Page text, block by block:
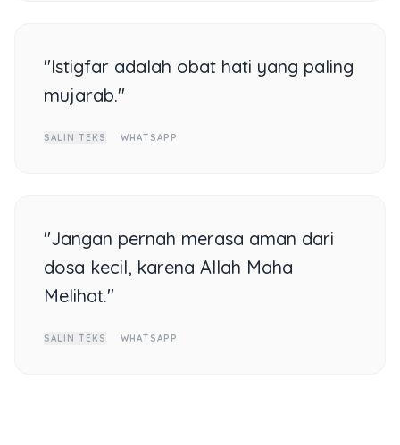
"Istigfar adalah obat hati yang paling
mujarab."
SALIN TEKS WHATSAPP
"Jangan pernah merasa aman dari
dosa kecil, karena Allah Maha
Melihat."
SALIN TEKS WHATSAPP